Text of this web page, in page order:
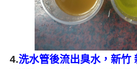
4.洗水管後流出臭水，新竹